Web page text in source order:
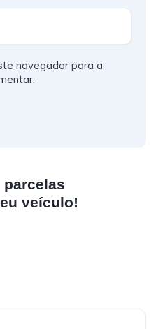
navegador para a
parcelas
veículo!